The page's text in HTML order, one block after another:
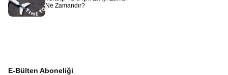
Ne Zamandır?
E-Bülten Aboneliği